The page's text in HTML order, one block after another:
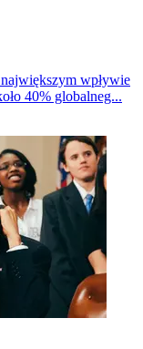
wpływie
40% globalneg...